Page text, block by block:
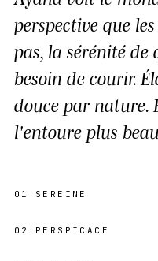
perspective que
pas, la sérénité
besoin de courir.
douce par nature.
l'entoure plus
01 SEREINE
02 PERSPICACE